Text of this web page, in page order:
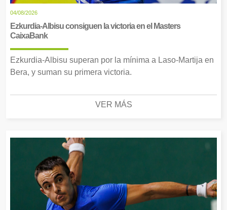
04/08/2026
Ezkurdia-Albisu consiguen la victoria en el Masters
CaixaBank
Ezkurdia-Albisu superan por la mínima a Laso-Martija en
Bera, y suman su primera victoria.
VER MÁS